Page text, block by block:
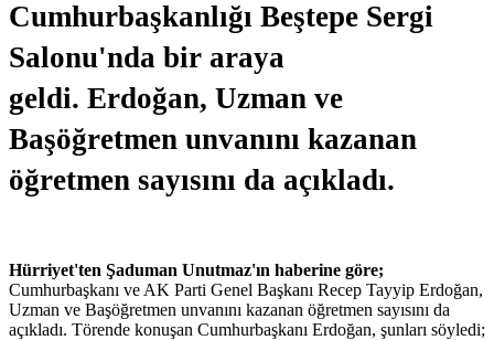
Cumhurbaşkanlığı Beştepe Sergi
Salonu'nda bir araya
geldi. Erdoğan, Uzman ve
Başöğretmen unvanını kazanan
öğretmen sayısını da açıkladı.
Hürriyet'ten Şaduman Unutmaz'ın haberine göre;
Cumhurbaşkanı ve AK Parti Genel Başkanı Recep Tayyip Erdoğan,
Uzman ve Başöğretmen unvanını kazanan öğretmen sayısını da
açıkladı. Törende konuşan Cumhurbaşkanı Erdoğan, şunları söyledi;